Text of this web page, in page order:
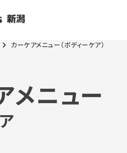
カーケアメニュー（ボディーケア）
メニュー